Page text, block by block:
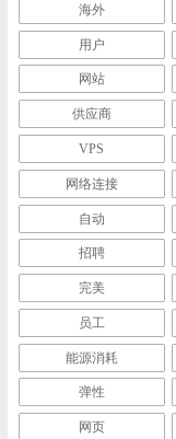
海外
用户
网站
供应商
VPS
网络连接
自动
招聘
完美
员工
能源消耗
弹性
网页